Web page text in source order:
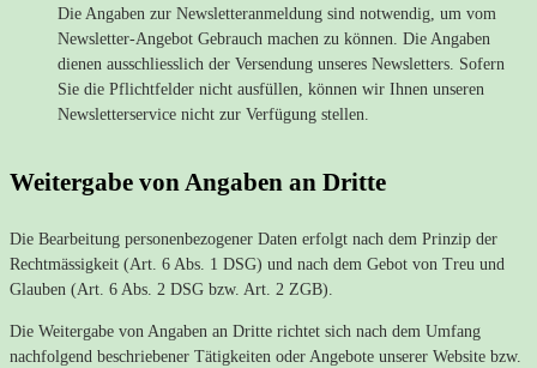
Die Angaben zur Newsletteranmeldung sind notwendig, um vom
Newsletter-Angebot Gebrauch machen zu können. Die Angaben
dienen ausschliesslich der Versendung unseres Newsletters. Sofern
Sie die Pflichtfelder nicht ausfüllen, können wir Ihnen unseren
Newsletterservice nicht zur Verfügung stellen.
Weitergabe von Angaben an Dritte
Die Bearbeitung personenbezogener Daten erfolgt nach dem Prinzip der
Rechtmässigkeit (Art. 6 Abs. 1 DSG) und nach dem Gebot von Treu und
Glauben (Art. 6 Abs. 2 DSG bzw. Art. 2 ZGB).
Die Weitergabe von Angaben an Dritte richtet sich nach dem Umfang
nachfolgend beschriebener Tätigkeiten oder Angebote unserer Website bzw.